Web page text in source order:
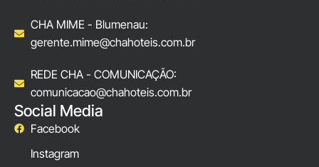
CHA MIME - Blumenau:
gerente.mime@chahoteis.com.br
REDE CHA - COMUNICAÇÃO:
comunicacao@chahoteis.com.br
Social Media
Facebook
Instagram